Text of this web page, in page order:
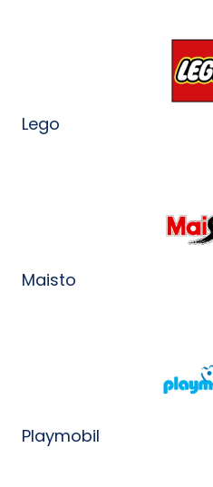
Lego
Maisto
Playmobil